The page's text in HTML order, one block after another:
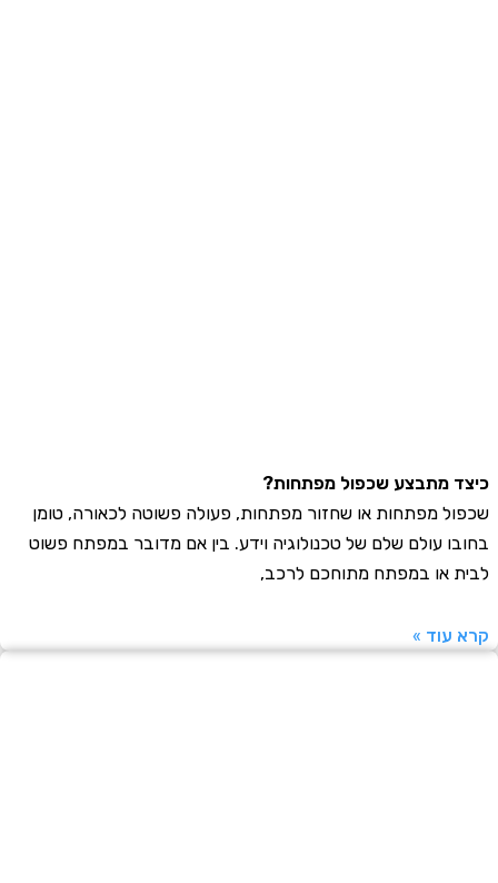
מתבצע שכפול מפתחות?
מפתחות או שחזור מפתחות, פעולה פשוטה לכאורה, טומן
עולם שלם של טכנולוגיה וידע. בין אם מדובר במפתח פשוט
או במפתח מתוחכם לרכב,
»